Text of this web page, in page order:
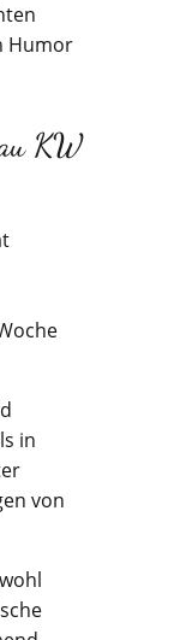
Humor
KW
in
von